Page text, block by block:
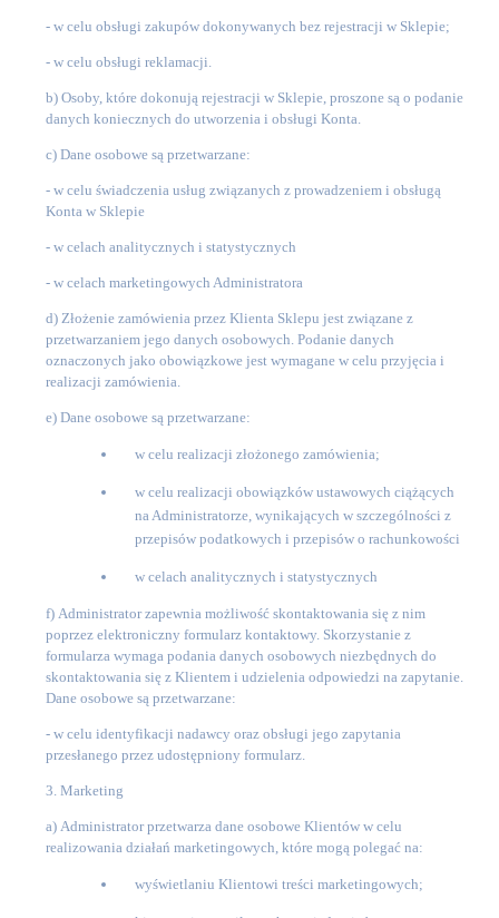
- w celu obsługi zakupów dokonywanych bez rejestracji w Sklepie;
- w celu obsługi reklamacji.
b) Osoby, które dokonują rejestracji w Sklepie, proszone są o podanie
danych koniecznych do utworzenia i obsługi Konta.
c) Dane osobowe są przetwarzane:
- w celu świadczenia usług związanych z prowadzeniem i obsługą
Konta w Sklepie
- w celach analitycznych i statystycznych
- w celach marketingowych Administratora
d) Złożenie zamówienia przez Klienta Sklepu jest związane z
przetwarzaniem jego danych osobowych. Podanie danych
oznaczonych jako obowiązkowe jest wymagane w celu przyjęcia i
realizacji zamówienia.
e) Dane osobowe są przetwarzane:
w celu realizacji złożonego zamówienia;
w celu realizacji obowiązków ustawowych ciążących
na Administratorze, wynikających w szczególności z
przepisów podatkowych i przepisów o rachunkowości
w celach analitycznych i statystycznych
f) Administrator zapewnia możliwość skontaktowania się z nim
poprzez elektroniczny formularz kontaktowy. Skorzystanie z
formularza wymaga podania danych osobowych niezbędnych do
skontaktowania się z Klientem i udzielenia odpowiedzi na zapytanie.
Dane osobowe są przetwarzane:
- w celu identyfikacji nadawcy oraz obsługi jego zapytania
przesłanego przez udostępniony formularz.
3. Marketing
a) Administrator przetwarza dane osobowe Klientów w celu
realizowania działań marketingowych, które mogą polegać na:
wyświetlaniu Klientowi treści marketingowych;